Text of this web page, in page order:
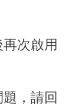
次啟用
，請回